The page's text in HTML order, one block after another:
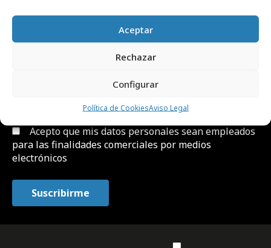
Aceptar
Rechazar
Configurar
Política de CookiesAviso Legal
He leído y acepto elAviso Legal y la Política de
Acepto que mis datos personales sean empleados
para las finalidades comerciales por medios
electrónicos